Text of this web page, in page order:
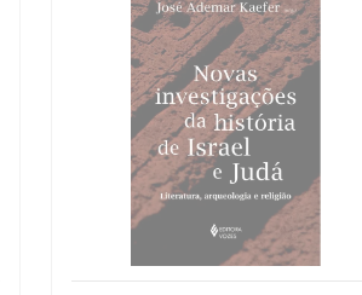
5 Síntese conclusiva: a formação para um estilo
pastoral, 119 1 Significados psicológicos do
O altruísmo de confiança, 123 1.3 O altruísmo
126 2.1 O paradoxo do altruísmo, 127 2.2 O
especial: a síndrome de burnout, 131 3.1
e os valores pessoais, 136 Janela interativa –
139 VI – A prevenção da síndrome de
à formação permanente, 143 1.1 Três fatores
149 2 O burnout pastoral e a “neurose
vocacional, 153 2.2 Quando a identidade